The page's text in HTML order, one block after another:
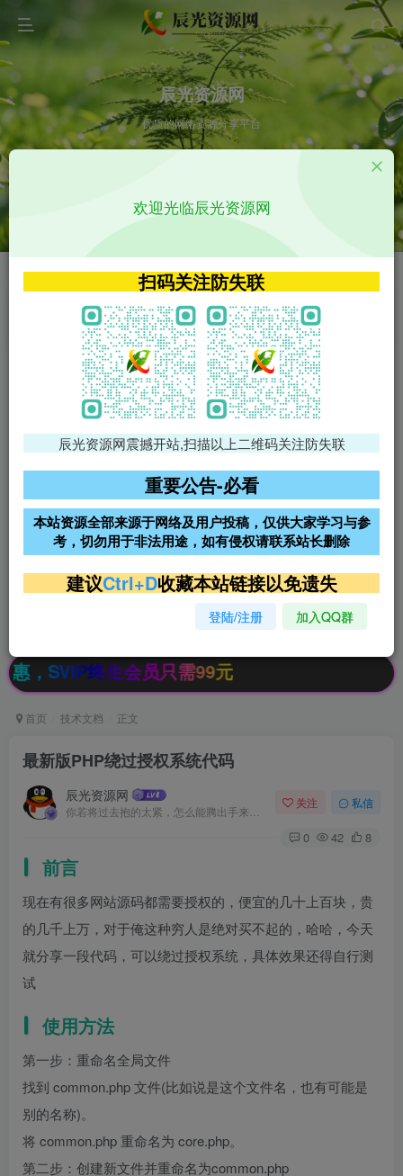
辰光资源网
优质的网络资源分享平台
VIP特权介绍 APP源码
VIP特权介绍
火
VIP特权介绍
影视源码
影视源码
免费领支付宝红包
腾讯轻量4核4G3M服务器38元/
阿里云2核2G200M服务器68元/
年
雨云高防免备案服务器
超低价文字广告位招租 超低价文字广告位招租
超低价文字广告位招租
终生会员只需99元
首页 技术文档 正文
最新版PHP绕过授权系统代码
辰光资源网 关注 私信
0 42 8
前言
现在有很多网站源码都需要授权的，便宜的几十上百块，贵
的几千上万，对于俺这种穷人是绝对买不起的，哈哈，今天
就分享一段代码，可以绕过授权系统，具体效果还得自行测
试
使用方法
第一步：重命名全局文件
找到 common.php 文件(比如说是这个文件名，也有可能是
别的名称)。
将 common.php 重命名为 core.php。
第二步：创建新文件并重命名为common.php
欢迎光临辰光资源网
扫码关注防失联
辰光资源网震撼开站,扫描以上二维码关注防失联
重要公告-必看
本站资源全部来源于网络及用户投稿，仅供大家学习与参
考，切勿用于非法用途，如有侵权请联系站长删除
建议Ctrl+D收藏本站链接以免遗失
登陆/注册 加入QQ群